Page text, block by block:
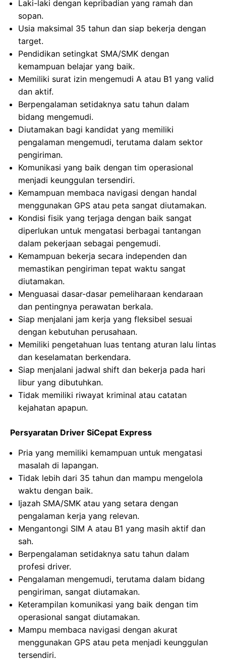
Laki-laki dengan kepribadian yang ramah dan
sopan.
Usia maksimal 35 tahun dan siap bekerja dengan
target.
Pendidikan setingkat SMA/SMK dengan
kemampuan belajar yang baik.
Memiliki surat izin mengemudi A atau B1 yang valid
dan aktif.
Berpengalaman setidaknya satu tahun dalam
bidang mengemudi.
Diutamakan bagi kandidat yang memiliki
pengalaman mengemudi, terutama dalam sektor
pengiriman.
Komunikasi yang baik dengan tim operasional
menjadi keunggulan tersendiri.
Kemampuan membaca navigasi dengan handal
menggunakan GPS atau peta sangat diutamakan.
Kondisi fisik yang terjaga dengan baik sangat
diperlukan untuk mengatasi berbagai tantangan
dalam pekerjaan sebagai pengemudi.
Kemampuan bekerja secara independen dan
memastikan pengiriman tepat waktu sangat
diutamakan.
Menguasai dasar-dasar pemeliharaan kendaraan
dan pentingnya perawatan berkala.
Siap menjalani jam kerja yang fleksibel sesuai
dengan kebutuhan perusahaan.
Memiliki pengetahuan luas tentang aturan lalu lintas
dan keselamatan berkendara.
Siap menjalani jadwal shift dan bekerja pada hari
libur yang dibutuhkan.
Tidak memiliki riwayat kriminal atau catatan
kejahatan apapun.
Persyaratan Driver SiCepat Express
Pria yang memiliki kemampuan untuk mengatasi
masalah di lapangan.
Tidak lebih dari 35 tahun dan mampu mengelola
waktu dengan baik.
Ijazah SMA/SMK atau yang setara dengan
pengalaman kerja yang relevan.
Mengantongi SIM A atau B1 yang masih aktif dan
sah.
Berpengalaman setidaknya satu tahun dalam
profesi driver.
Pengalaman mengemudi, terutama dalam bidang
pengiriman, sangat diutamakan.
Keterampilan komunikasi yang baik dengan tim
operasional sangat diutamakan.
Mampu membaca navigasi dengan akurat
menggunakan GPS atau peta menjadi keunggulan
tersendiri.